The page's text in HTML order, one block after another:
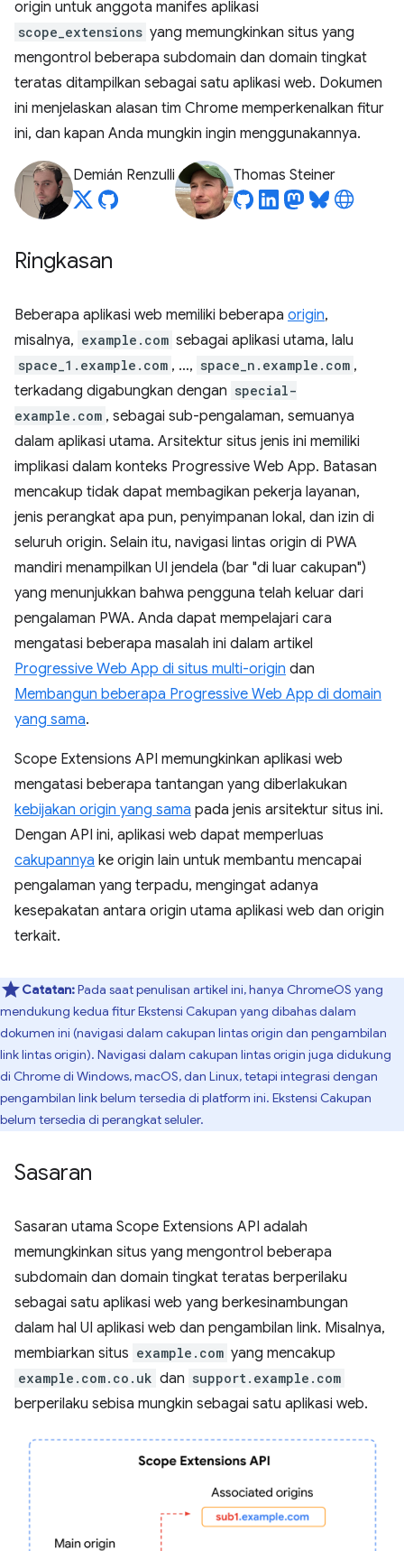
origin untuk anggota manifes aplikasi
scope_extensions yang memungkinkan situs yang
mengontrol beberapa subdomain dan domain tingkat
teratas ditampilkan sebagai satu aplikasi web. Dokumen
ini menjelaskan alasan tim Chrome memperkenalkan fitur
ini, dan kapan Anda mungkin ingin menggunakannya.
Demián Renzulli Thomas Steiner
Ringkasan
Beberapa aplikasi web memiliki beberapa origin,
misalnya, example.com sebagai aplikasi utama, lalu
space_1.example.com , …, space_n.example.com ,
terkadang digabungkan dengan special-
example.com , sebagai sub-pengalaman, semuanya
dalam aplikasi utama. Arsitektur situs jenis ini memiliki
implikasi dalam konteks Progressive Web App. Batasan
mencakup tidak dapat membagikan pekerja layanan,
jenis perangkat apa pun, penyimpanan lokal, dan izin di
seluruh origin. Selain itu, navigasi lintas origin di PWA
mandiri menampilkan UI jendela (bar "di luar cakupan")
yang menunjukkan bahwa pengguna telah keluar dari
pengalaman PWA. Anda dapat mempelajari cara
mengatasi beberapa masalah ini dalam artikel
Progressive Web App di situs multi-origin dan
Membangun beberapa Progressive Web App di domain
yang sama.
Scope Extensions API memungkinkan aplikasi web
mengatasi beberapa tantangan yang diberlakukan
kebijakan origin yang sama pada jenis arsitektur situs ini.
Dengan API ini, aplikasi web dapat memperluas
cakupannya ke origin lain untuk membantu mencapai
pengalaman yang terpadu, mengingat adanya
kesepakatan antara origin utama aplikasi web dan origin
terkait.
Catatan:Pada saat penulisan artikel ini, hanya ChromeOS yang
mendukung kedua fitur Ekstensi Cakupan yang dibahas dalam
dokumen ini (navigasi dalam cakupan lintas origin dan pengambilan
link lintas origin). Navigasi dalam cakupan lintas origin juga didukung
di Chrome di Windows, macOS, dan Linux, tetapi integrasi dengan
pengambilan link belum tersedia di platform ini. Ekstensi Cakupan
belum tersedia di perangkat seluler.
Sasaran
Sasaran utama Scope Extensions API adalah
memungkinkan situs yang mengontrol beberapa
subdomain dan domain tingkat teratas berperilaku
sebagai satu aplikasi web yang berkesinambungan
dalam hal UI aplikasi web dan pengambilan link. Misalnya,
membiarkan situs example.com yang mencakup
example.com.co.uk dan support.example.com
berperilaku sebisa mungkin sebagai satu aplikasi web.